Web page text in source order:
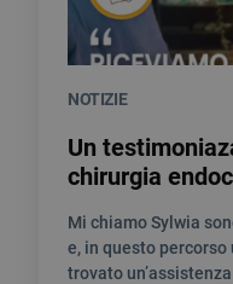
NOTIZIE
Un
chirurgia
Mi chiamo Sylwia
e, in questo
trovato